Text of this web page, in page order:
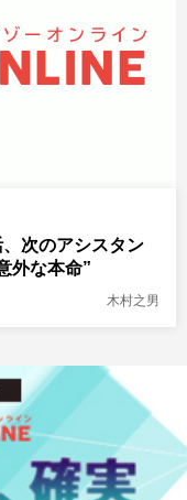
、次のアシスタン
外な本命”
木村之男